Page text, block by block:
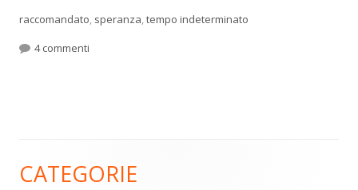
raccomandato, speranza,tempo indeterminato
4 commenti
Barra
CATEGORIE